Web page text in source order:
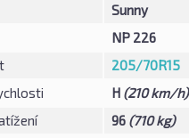
Sunny
NP 226
205/70R15
H (210 km/h)
96 (710 kg)